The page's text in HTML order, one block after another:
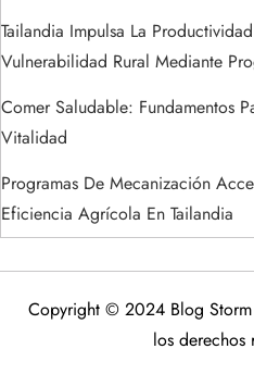
Tailandia Impulsa La
Vulnerabilidad Rural Mediante
Comer Saludable: Fundamentos
Vitalidad
Programas De Mecanización
Eficiencia Agrícola En Tailandia
Copyright © 2024 Blog
los derechos